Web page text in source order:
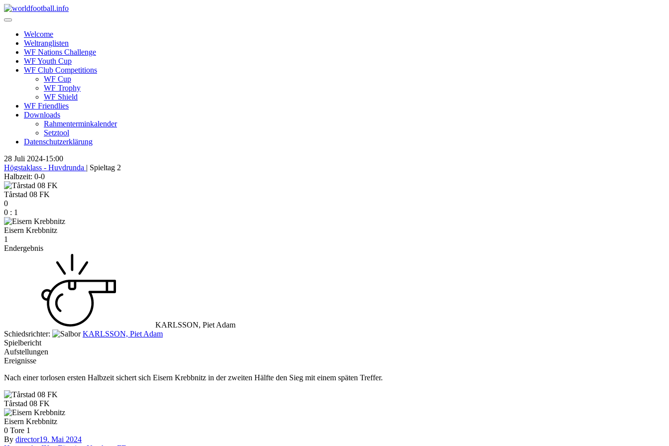
Skip
to
Welcome
Weltranglisten
WF Nations Challenge
WF Youth Cup
WF Club Competitions
WF Cup
WF Trophy
WF Shield
WF Friendlies
Downloads
Rahmenterminkalender
Setztool
Datenschutzerklärung
28 Juli 2024-15:00
Högstaklass - Huvdrunda | Spieltag 2
Halbzeit: 0-0
Tårstad 08 FK
0
0 : 1
Eisern Krebbnitz
1
Endergebnis
KARLSSON, Piet Adam
Schiedsrichter:
KARLSSON, Piet Adam
Spielbericht
Aufstellungen
Ereignisse
Nach einer torlosen ersten Halbzeit sichert sich Eisern Krebbnitz in der zweiten Hälfte den Sieg mit einem späten Treffer.
Tårstad 08 FK
Eisern Krebbnitz
0 Tore 1
By director19. Mai 2024